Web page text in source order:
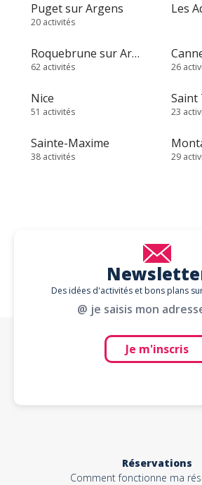
Puget sur Argens
20 activités
Roquebrune sur Argens
62 activités 26
Nice
51 activités
Saint
23
Sainte-Maxime
38 activités 29
Des idées d'activités et bons plans
@ je saisis mon
Je m'inscris
Réservations
Comment fonctionne ma